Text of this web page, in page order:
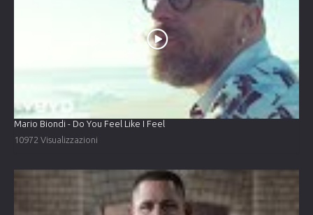
Mario Biondi - Do You Feel Like I Feel
10972 Visualizzazioni